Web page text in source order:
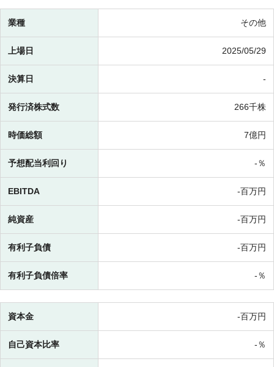
業種 その他
上場日 2025/05/29
決算日 -
発行済株式数 266千株
時価総額 7億円
予想配当利回り -％
EBITDA -百万円
純資産 -百万円
有利子負債 -百万円
有利子負債倍率 -％
資本金 -百万円
自己資本比率 -％